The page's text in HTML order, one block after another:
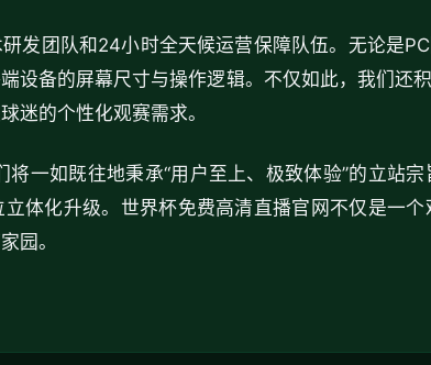
发团队和24小时全天候运营保障队伍。无论是
设备的屏幕尺寸与操作逻辑。不仅如此，我们还
迷的个性化观赛需求。
一如既往地秉承“用户至上、极致体验”的立站
体化升级。世界杯免费高清直播官网不仅是一
园。